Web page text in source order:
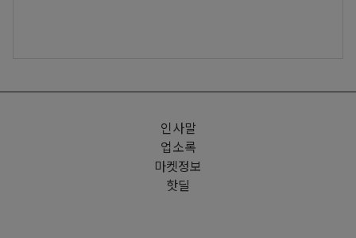
인사말
업소록
마켓정보
핫딜